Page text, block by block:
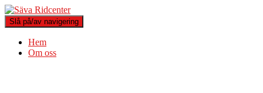
Slå på/av navigering
Hem
Om oss